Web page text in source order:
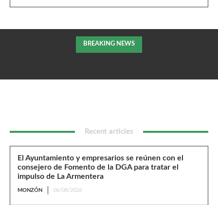
BREAKING NEWS
Recent articles
El Ayuntamiento y empresarios se reúnen con el
consejero de Fomento de la DGA para tratar el
impulso de La Armentera
MONZÓN 06/08/2026